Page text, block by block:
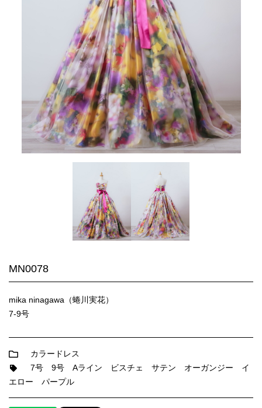
MN0078
mika ninagawa（蜷川実花）
7-9号
カラードレス
7号
9号 Aライン ビスチェ サテン オーガンジー
イ
エロー
パープル